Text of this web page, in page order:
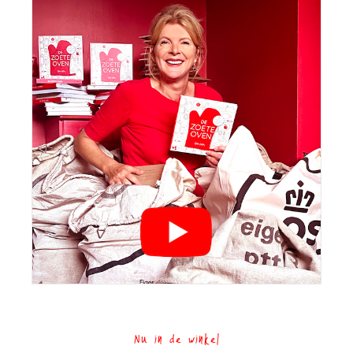
Nu in de winkel